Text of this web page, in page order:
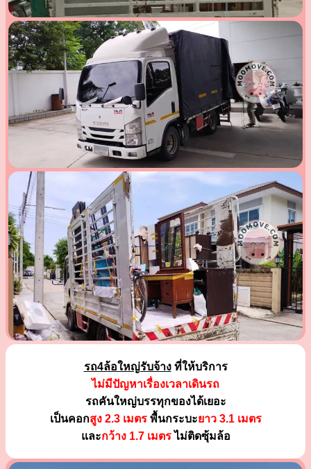
รถ4ล้อใหญ่รับจ้างที่ให้บริการ
ไม่มีปัญหาเรื่องเวลาเดินรถ
รถคันใหญ่บรรทุกของได้เยอะ
เป็นคอกสูง 2.3 เมตรพื้นกระบะยาว 3.1 เมตร
และกว้าง 1.7 เมตรไม่ติดซุ้มล้อ